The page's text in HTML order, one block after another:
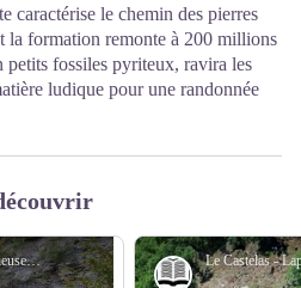
caractérise le chemin des pierres
la formation remonte à 200 millions
petits fossiles pyriteux, ravira les
ludique pour une randonnée
Chemin des pierres précieuses - Frédéric Pélissier
Histoire et